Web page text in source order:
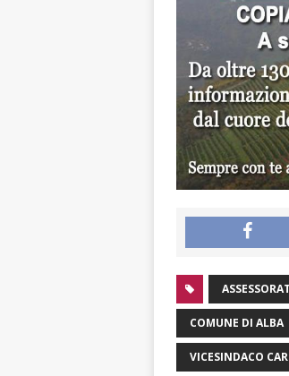
COMUNE DI ALBA
VICESINDACO